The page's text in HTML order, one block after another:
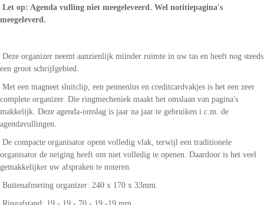
Let op: Agenda vulling niet meegeleveerd. Wel notitiepagina's
meegeleverd.
Deze organizer neemt aanzienlijk miinder ruimte in uw tas en heeft nog steeds
een groot schrijfgebied.
Met een magneet sluitclip, een pennenlus en creditcardvakjes is het een zeer
complete organizer. Die ringmecheniek maakt het omslaan van pagina's
makkelijk. Deze agenda-omslag is jaar na jaar te gebruiken i.c.m. de
agendavullingen.
De compacte organisator opent volledig vlak, terwijl een traditionele
organisator de neiging heeft om niet volledig te openen. Daardoor is het veel
gemakkelijker uw afspraken te noteren.
Buitenafmeting organizer: 240 x 170 x 33mm.